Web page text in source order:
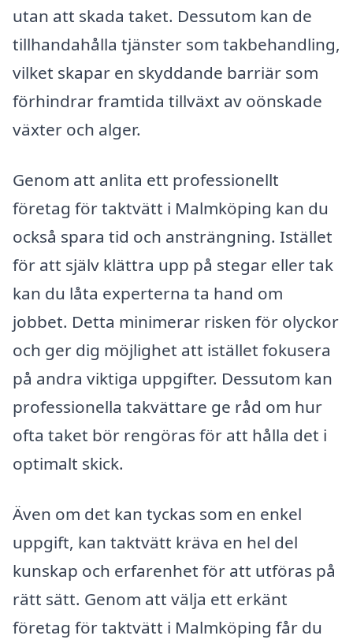
utan att skada taket. Dessutom kan de
tillhandahålla tjänster som takbehandling,
vilket skapar en skyddande barriär som
förhindrar framtida tillväxt av oönskade
växter och alger.
Genom att anlita ett professionellt
företag för taktvätt i Malmköping kan du
också spara tid och ansträngning. Istället
för att själv klättra upp på stegar eller tak
kan du låta experterna ta hand om
jobbet. Detta minimerar risken för olyckor
och ger dig möjlighet att istället fokusera
på andra viktiga uppgifter. Dessutom kan
professionella takvättare ge råd om hur
ofta taket bör rengöras för att hålla det i
optimalt skick.
Även om det kan tyckas som en enkel
uppgift, kan taktvätt kräva en hel del
kunskap och erfarenhet för att utföras på
rätt sätt. Genom att välja ett erkänt
företag för taktvätt i Malmköping får du